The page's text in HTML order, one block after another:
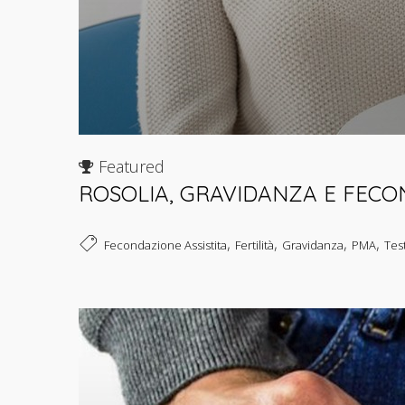
Featured
ROSOLIA, GRAVIDANZA E
Fecondazione Assistita, Fertilità, Gravidanza, PMA,